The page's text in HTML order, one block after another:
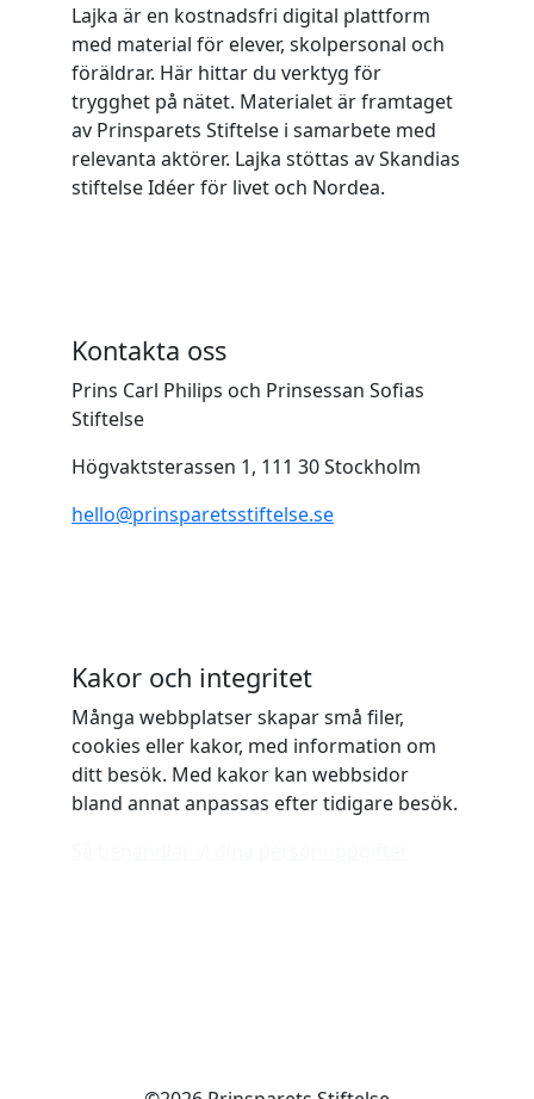
Lajka är en kostnadsfri digital plattform
med material för elever, skolpersonal och
föräldrar. Här hittar du verktyg för
trygghet på nätet. Materialet är framtaget
av Prinsparets Stiftelse i samarbete med
relevanta aktörer. Lajka stöttas av Skandias
stiftelse Idéer för livet och Nordea.
Kontakta oss
Prins Carl Philips och Prinsessan Sofias
Stiftelse
Högvaktsterassen 1, 111 30 Stockholm
hello@prinsparetsstiftelse.se
Kakor och integritet
Många webbplatser skapar små filer,
cookies eller kakor, med information om
ditt besök. Med kakor kan webbsidor
bland annat anpassas efter tidigare besök.